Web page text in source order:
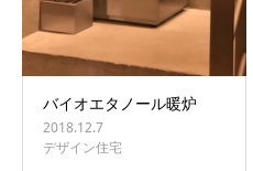
バイオエタノール暖炉
2018.12.7
デザイン住宅